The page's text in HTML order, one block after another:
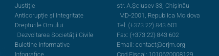
Justiție
Anticorupție și Integritate
Drepturile Omului
Dezvoltarea Societății Civile
Buletine informative
Infografice
str. A.Şciusev 33, Chișinău
MD-2001, Republica Moldova
Tel: (+373 22) 843 601
Fax: (+373 22) 843 602
Email: contact@crjm.org
Cod Fiscal: 1010620008129